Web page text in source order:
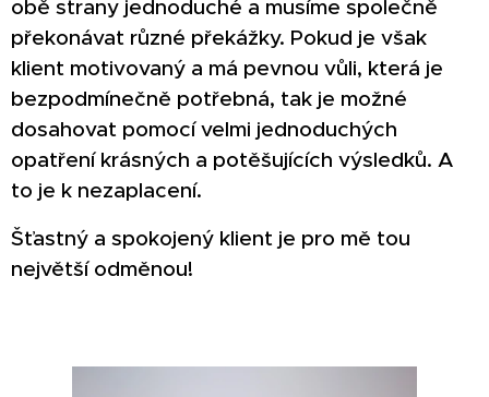
obě strany jednoduché a musíme společně
překonávat různé překážky. Pokud je však
klient motivovaný a má pevnou vůli, která je
bezpodmínečně potřebná, tak je možné
dosahovat pomocí velmi jednoduchých
opatření krásných a potěšujících výsledků. A
to je k nezaplacení.
Šťastný a spokojený klient je pro mě tou
největší odměnou!